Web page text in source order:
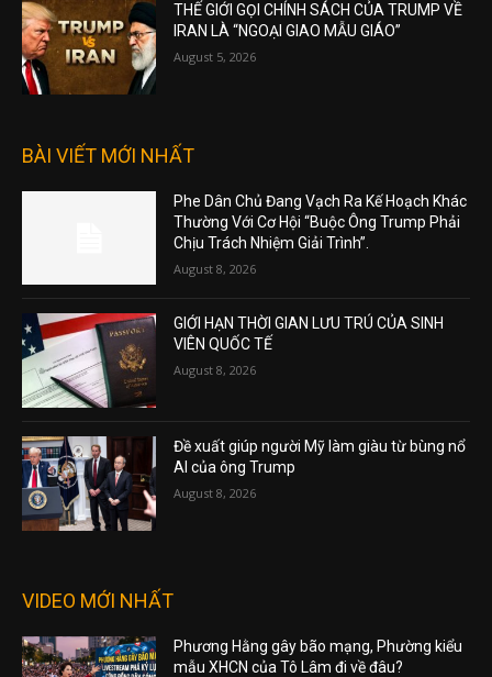
THẾ GIỚI GỌI CHÍNH SÁCH CỦA TRUMP VỀ
IRAN LÀ “NGOẠI GIAO MẪU GIÁO”
August 5, 2026
BÀI VIẾT MỚI NHẤT
Phe Dân Chủ Đang Vạch Ra Kế Hoạch Khác
Thường Với Cơ Hội “Buộc Ông Trump Phải
Chịu Trách Nhiệm Giải Trình”.
August 8, 2026
GIỚI HẠN THỜI GIAN LƯU TRÚ CỦA SINH
VIÊN QUỐC TẾ
August 8, 2026
Đề xuất giúp người Mỹ làm giàu từ bùng nổ
AI của ông Trump
August 8, 2026
VIDEO MỚI NHẤT
Phương Hằng gây bão mạng, Phường kiểu
mẫu XHCN của Tô Lâm đi về đâu?